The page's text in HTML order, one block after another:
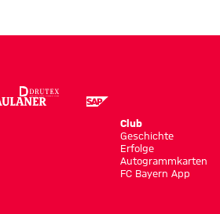
Club
Geschichte
Erfolge
Autogrammkarten
FC Bayern App